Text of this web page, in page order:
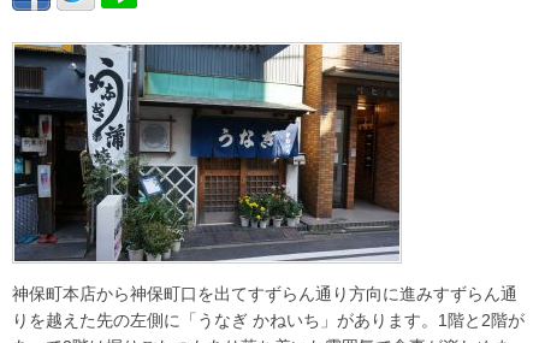
神保町本店から神保町口を出てすずらん通り方向に進みすずらん通
りを越えた先の左側に「うなぎ かねいち」があります。1階と2階が